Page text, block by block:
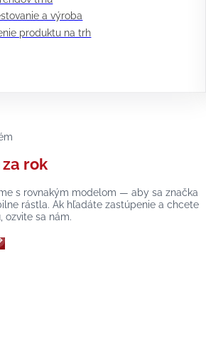
a výroba
produktu na trh
rok
s rovnakým modelom — aby sa značka
rástla. Ak hľadáte zastúpenie a chcete
ozvite sa nám.